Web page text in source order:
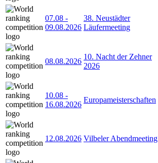
07.08 -
09.08.2026
38. Neustädter
Läufermeeting
08.08.2026
10. Nacht der Zehner
2026
10.08 -
16.08.2026
Europameisterschaften
12.08.2026 Vilbeler Abendmeeting